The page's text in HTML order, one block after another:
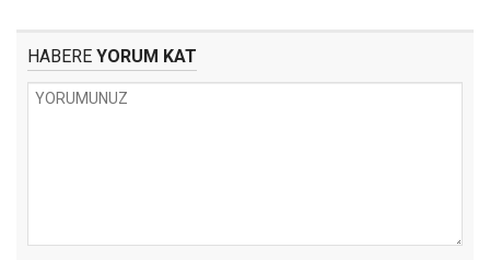
HABERE YORUM KAT